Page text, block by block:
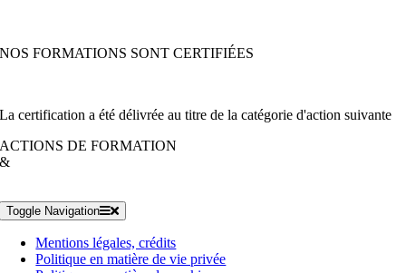
NOS FORMATIONS SONT CERTIFIÉES
La certification a été délivrée au titre de la catégorie d'action suivante
ACTIONS DE FORMATION
&
Toggle Navigation
Mentions légales, crédits
Politique en matière de vie privée